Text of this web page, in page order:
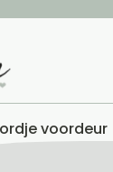
voordeur